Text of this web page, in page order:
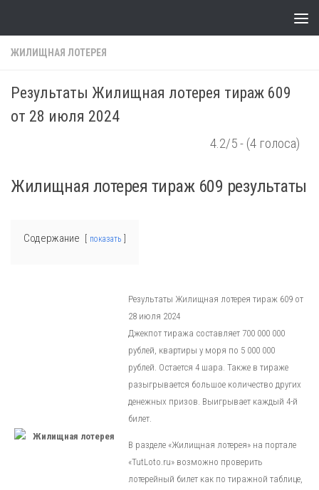
ЖИЛИЩНАЯ ЛОТЕРЕЯ
Результаты Жилищная лотерея тираж 609
от 28 июля 2024
4.2/5 - (4 голоса)
Жилищная лотерея тираж 609 результаты
Содержание показать
Результаты Жилищная лотерея тираж 609 от
28 июля 2024
Джекпот тиража составляет 700 000 000
рублей, квартиры у моря по 5 000 000
рублей. Остается 4 шара. Также в тираже
разыгрывается большое количество других
денежных призов. Выигрывает каждый 4-й
билет.
В разделе «Жилищная лотерея» на портале
«TutLoto.ru» возможно проверить
лотерейный билет как по тиражной таблице,